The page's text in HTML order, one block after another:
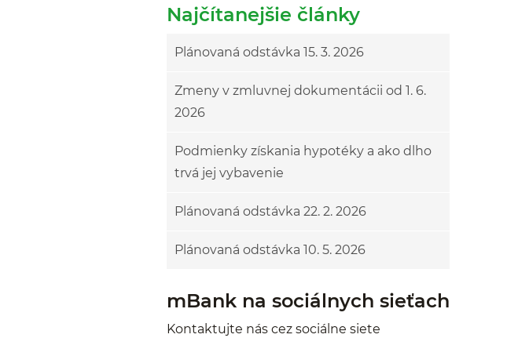
Najčítanejšie články
Plánovaná odstávka 15. 3. 2026
Zmeny v zmluvnej dokumentácii od 1. 6.
2026
Podmienky získania hypotéky a ako dlho
trvá jej vybavenie
Plánovaná odstávka 22. 2. 2026
Plánovaná odstávka 10. 5. 2026
mBank na sociálnych sieťach
Kontaktujte nás cez sociálne siete